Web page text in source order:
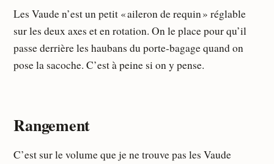
Les Vaude n’est un petit « aileron de requin » réglable
sur les deux axes et en rotation. On le place pour qu’il
passe derrière les haubans du porte-bagage quand on
pose la sacoche. C’est à peine si on y pense.
Rangement
C’est sur le volume que je ne trouve pas les Vaude